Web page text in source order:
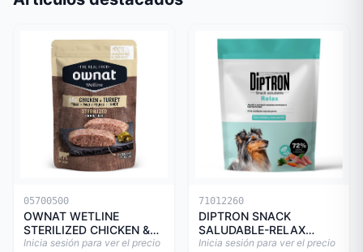
05700500
OWNAT WETLINE
STERILIZED CHICKEN &
TURKEY CAT 85gr
Inicia sesión para ver el precio
71012260
DIPTRON SNACK
SALUDABLE-RELAX
150GR
Inicia sesión para ver el precio